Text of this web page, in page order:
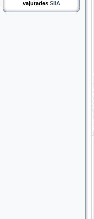
vajutades SIIA